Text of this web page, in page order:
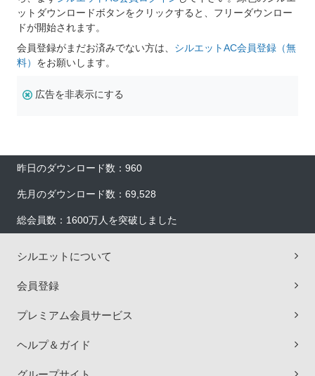
ットダウンロードボタンをクリックすると、フリーダウンロー
ドが開始されます。
会員登録がまだお済みでない方は、 シルエットAC会員登録（無
料） をお願いします。
広告を非表示にする
昨日のダウンロード数：960
先月のダウンロード数：69,528
総会員数：1600万人を突破しました
シルエットについて
会員登録
プレミアム会員サービス
ヘルプ＆ガイド